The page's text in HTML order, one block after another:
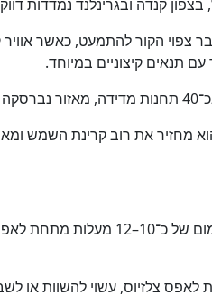
קנדה ובגרינלנד נמדדות
צפוי הקור להתמעט, כאשר
תנאים קיצוניים במיוחד.
מחזיר את רוב קרינת השמש
– טמפרטורת מקסימום של